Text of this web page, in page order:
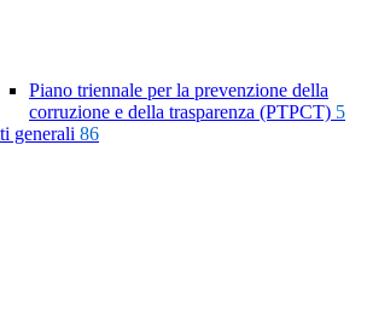
Piano triennale per la prevenzione della
corruzione e della trasparenza (PTPCT) 5
generali 86